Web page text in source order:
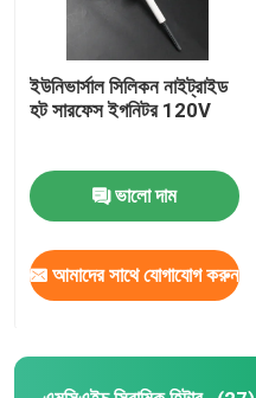
ইউনিভার্সাল সিলিকন নাইট্রাইড
হট সারফেস ইগনিটর 120V
ভালো দাম
আমাদের সাথে যোগাযোগ করুন